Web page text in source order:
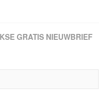
GRATIS NIEUWBRIEF